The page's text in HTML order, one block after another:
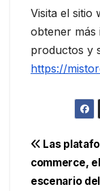
Visita el sitio
obtener más
productos y
https://
de
Las
commerce,
escenario